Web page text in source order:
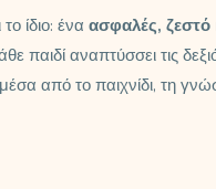
ίδιο: ένα ασφαλές, ζεστό
παιδί αναπτύσσει τις
από το παιχνίδι, τη